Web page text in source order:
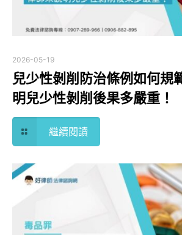
2026-05-19
兒少性剝削防治條例如何規
明兒少性剝削後果多嚴重！
繼續閱讀